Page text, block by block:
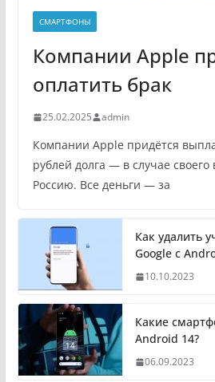
СМАРТФОНЫ
Компании Apple
оплатить брак
25.02.2025 admin
Компании Apple придётся
рублей долга — в случае
Россию. Все деньги — за
Как удалить
Google с
10.10.2023
Какие
Android 14?
06.09.2023